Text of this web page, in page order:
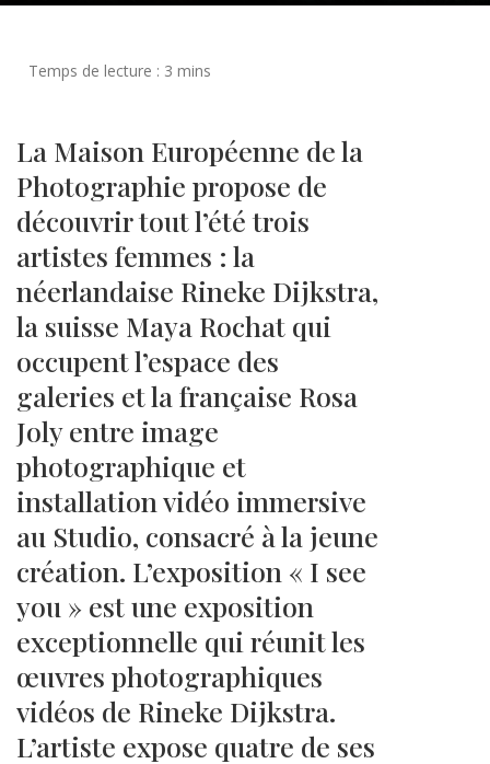
La Maison Européenne de la
Photographie propose de
découvrir tout l’été trois
artistes femmes : la
néerlandaise Rineke Dijkstra,
la suisse Maya Rochat qui
occupent l’espace des
galeries et la française Rosa
Joly entre image
photographique et
installation vidéo immersive
au Studio, consacré à la jeune
création. L’exposition « I see
you » est une exposition
exceptionnelle qui réunit les
œuvres photographiques
vidéos de Rineke Dijkstra.
L’artiste expose quatre de ses